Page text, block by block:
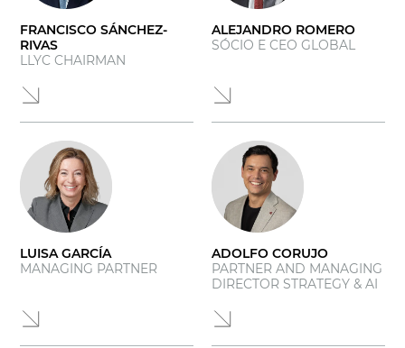
FRANCISCO SÁNCHEZ-
RIVAS
LLYC CHAIRMAN
ALEJANDRO ROMERO
SÓCIO E CEO GLOBAL
LUISA GARCÍA
MANAGING PARTNER
ADOLFO CORUJO
PARTNER AND MANAGING
DIRECTOR STRATEGY & AI